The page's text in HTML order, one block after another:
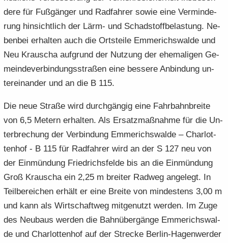
de­re für Fuß­gän­ger und Rad­fah­rer sowie eine Ver­min­de­
rung hin­sicht­lich der Lärm- und Schad­stoff­be­las­tung. Ne­
ben­bei er­hal­ten auch die Orts­tei­le Em­me­richs­wal­de und
Neu Krau­scha auf­grund der Nut­zung der ehe­ma­li­gen Ge­
mein­de­ver­bin­dungs­stra­ßen eine bes­se­re An­bin­dung un­
ter­ein­an­der und an die B 115.
Die neue Stra­ße wird durch­gän­gig eine Fahr­bahn­brei­te
von 6,5 Me­tern er­hal­ten. Als Er­satz­maß­nah­me für die Un­
ter­bre­chung der Ver­bin­dung Em­me­richs­wal­de – Char­lot­
ten­hof - B 115 für Rad­fah­rer wird an der S 127 neu von
der Ein­mün­dung Fried­richs­fel­de bis an die Ein­mün­dung
Groß Krau­scha ein 2,25 m brei­ter Rad­weg an­ge­legt. In
Teil­be­rei­chen er­hält er eine Brei­te von min­des­tens 3,00 m
und kann als Wirt­schaft­weg mit­ge­nutzt wer­den. Im Zuge
des Neu­baus wer­den die Bahn­über­gän­ge Em­me­richs­wal­
de und Char­lot­ten­hof auf der Stre­cke Berlin-​Hagenwerder